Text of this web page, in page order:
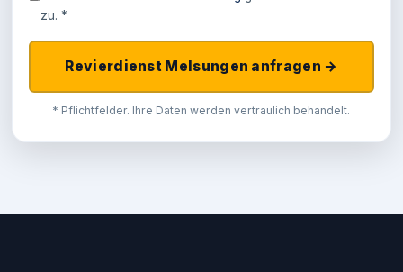
zu. *
Revierdienst Melsungen anfragen →
* Pflichtfelder. Ihre Daten werden vertraulich behandelt.